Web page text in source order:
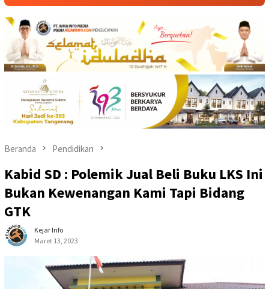
Beranda Pendidikan
Kabid SD : Polemik Jual Beli Buku LKS Ini
Bukan Kewenangan Kami Tapi Bidang
GTK
Kejar Info
Maret 13, 2023